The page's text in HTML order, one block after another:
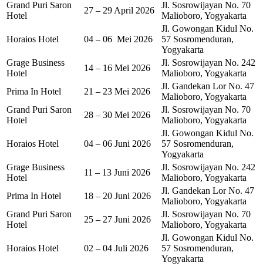
Grand Puri Saron
Hotel
27 – 29 April 2026
Jl. Sosrowijayan No. 70
Malioboro, Yogyakarta
Horaios Hotel 04 – 06 Mei 2026
Jl. Gowongan Kidul No.
57 Sosromenduran,
Yogyakarta
Grage Business
Hotel
14 – 16 Mei 2026
Jl. Sosrowijayan No. 242
Malioboro, Yogyakarta
Prima In Hotel
21 – 23 Mei 2026
Jl. Gandekan Lor No. 47
Malioboro, Yogyakarta
Grand Puri Saron
Hotel
28 – 30 Mei 2026
Jl. Sosrowijayan No. 70
Malioboro, Yogyakarta
Horaios Hotel 04 – 06 Juni 2026
Jl. Gowongan Kidul No.
57 Sosromenduran,
Yogyakarta
Grage Business
Hotel
11 – 13 Juni 2026
Jl. Sosrowijayan No. 242
Malioboro, Yogyakarta
Prima In Hotel
18 – 20 Juni 2026
Jl. Gandekan Lor No. 47
Malioboro, Yogyakarta
Grand Puri Saron
Hotel
25 – 27 Juni 2026
Jl. Sosrowijayan No. 70
Malioboro, Yogyakarta
Horaios Hotel 02 – 04 Juli 2026
Jl. Gowongan Kidul No.
57 Sosromenduran,
Yogyakarta